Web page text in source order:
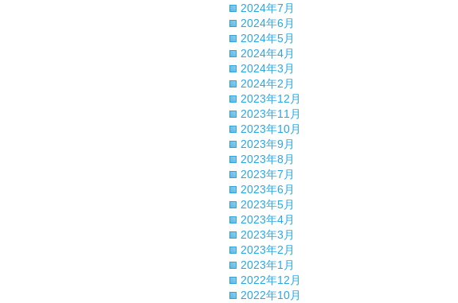
2024年7月
2024年6月
2024年5月
2024年4月
2024年3月
2024年2月
2023年12月
2023年11月
2023年10月
2023年9月
2023年8月
2023年7月
2023年6月
2023年5月
2023年4月
2023年3月
2023年2月
2023年1月
2022年12月
2022年10月